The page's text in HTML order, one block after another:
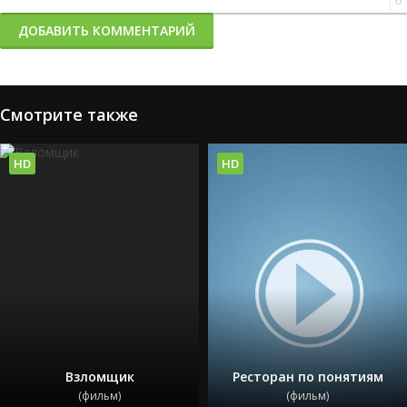
ДОБАВИТЬ КОММЕНТАРИЙ
Смотрите также
Взломщик
(фильм)
HD
Ресторан по понятиям
(фильм)
HD